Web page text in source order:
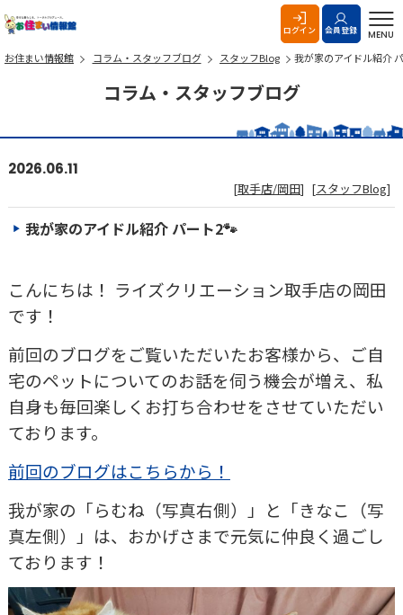
ログイン 会員登録 MENU
お住まい情報館 コラム・スタッフブログ スタッフBlog 我が家のアイドル紹介
コラム・スタッフブログ
2026.06.11
[取手店/岡田] [スタッフBlog]
我が家のアイドル紹介 パート2🐾
こんにちは！ ライズクリエーション取手店の岡田
です！
前回のブログをご覧いただいたお客様から、ご自
宅のペットについてのお話を伺う機会が増え、私
自身も毎回楽しくお打ち合わせをさせていただい
ております。
前回のブログはこちらから！
我が家の「らむね（写真右側）」と「きなこ（写
真左側）」は、おかげさまで元気に仲良く過ごし
ております！